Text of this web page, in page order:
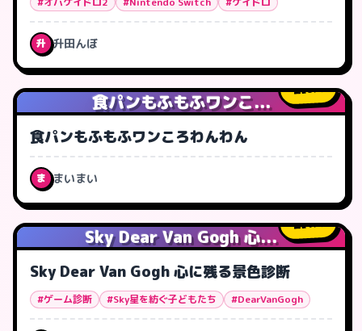
升 升田んぼ
食パンもふもふワンこ...
6人
食パンもふもふワンころわんわん
ま まいまい
Sky Dear Van Gogh 心...
1人
Sky Dear Van Gogh 心に残る景色診断
#ゲーム診断 #Sky星を紡ぐ子どもたち #DearVanGogh